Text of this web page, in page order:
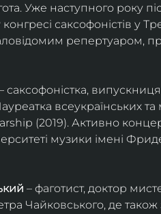
Уже наступного року
саксофоністів у
репертуаром,
саксофоністка,
всеукраїнських
(2019). Активно
музики імені
– фаготист, доктор
Чайковського, де